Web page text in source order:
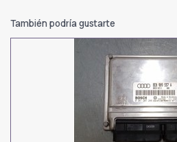
También podría gustarte